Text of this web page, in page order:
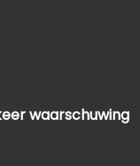
waarschuwing